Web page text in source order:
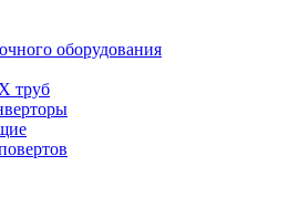
оборудования
труб